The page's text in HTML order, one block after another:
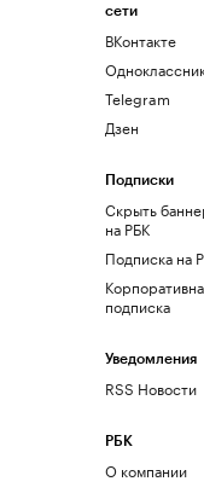
сети
ВКонтакте
Telegram
Дзен
Подписки
Скрыть
на РБК
Подписка на
подписка
Уведомления
RSS Новости
РБК
О компании